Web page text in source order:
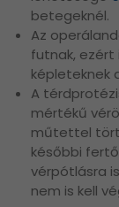
betegeknél.
Az
futnak, ezért
képleteknek
A
mértékű
műtettel
későbbi
vérpótlásra
nem is kell